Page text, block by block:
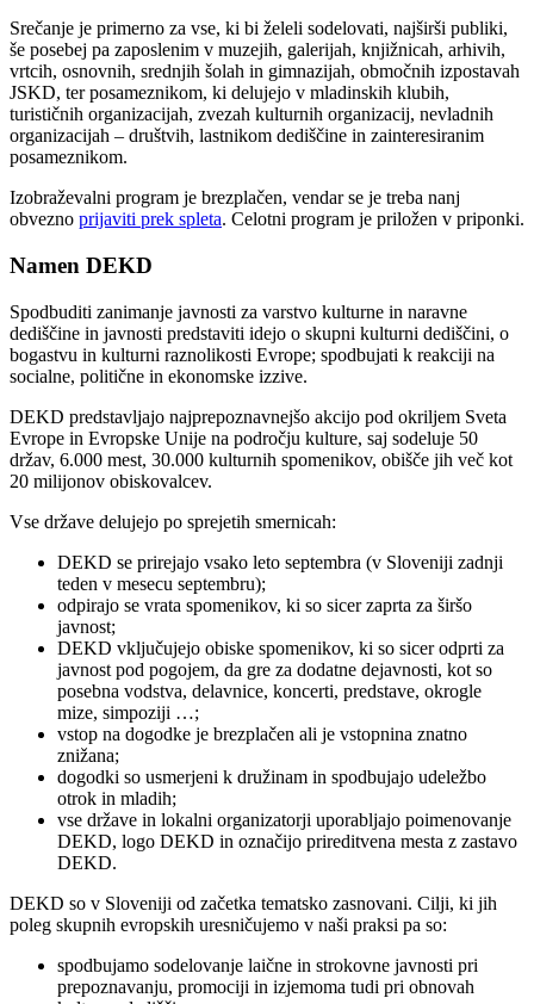
Srečanje je primerno za vse, ki bi želeli sodelovati, najširši publiki,
še posebej pa zaposlenim v muzejih, galerijah, knjižnicah, arhivih,
vrtcih, osnovnih, srednjih šolah in gimnazijah, območnih izpostavah
JSKD, ter posameznikom, ki delujejo v mladinskih klubih,
turističnih organizacijah, zvezah kulturnih organizacij, nevladnih
organizacijah – društvih, lastnikom dediščine in zainteresiranim
posameznikom.
Izobraževalni program je brezplačen, vendar se je treba nanj
obvezno prijaviti prek spleta. Celotni program je priložen v priponki.
Namen DEKD
Spodbuditi zanimanje javnosti za varstvo kulturne in naravne
dediščine in javnosti predstaviti idejo o skupni kulturni dediščini, o
bogastvu in kulturni raznolikosti Evrope; spodbujati k reakciji na
socialne, politične in ekonomske izzive.
DEKD predstavljajo najprepoznavnejšo akcijo pod okriljem Sveta
Evrope in Evropske Unije na področju kulture, saj sodeluje 50
držav, 6.000 mest, 30.000 kulturnih spomenikov, obišče jih več kot
20 milijonov obiskovalcev.
Vse države delujejo po sprejetih smernicah:
DEKD se prirejajo vsako leto septembra (v Sloveniji zadnji
teden v mesecu septembru);
odpirajo se vrata spomenikov, ki so sicer zaprta za širšo
javnost;
DEKD vključujejo obiske spomenikov, ki so sicer odprti za
javnost pod pogojem, da gre za dodatne dejavnosti, kot so
posebna vodstva, delavnice, koncerti, predstave, okrogle
mize, simpoziji …;
vstop na dogodke je brezplačen ali je vstopnina znatno
znižana;
dogodki so usmerjeni k družinam in spodbujajo udeležbo
otrok in mladih;
vse države in lokalni organizatorji uporabljajo poimenovanje
DEKD, logo DEKD in označijo prireditvena mesta z zastavo
DEKD.
DEKD so v Sloveniji od začetka tematsko zasnovani. Cilji, ki jih
poleg skupnih evropskih uresničujemo v naši praksi pa so:
spodbujamo sodelovanje laične in strokovne javnosti pri
prepoznavanju, promociji in izjemoma tudi pri obnovah